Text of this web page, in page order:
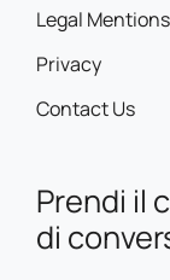
Legal Mentions
Privacy
Contact Us
Prendi il
di